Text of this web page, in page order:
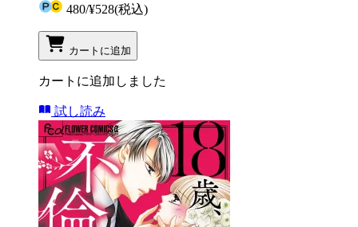
480/¥528(税込)
カートに追加
カートに追加しました
試し読み